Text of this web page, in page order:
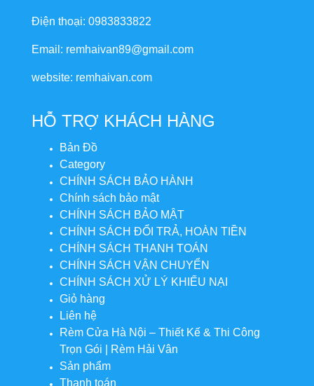
Điện thoại: 0983833822
Email: remhaivan89@gmail.com
website: remhaivan.com
HỖ TRỢ KHÁCH HÀNG
Bản Đồ
Category
CHÍNH SÁCH BẢO HÀNH
Chính sách bảo mật
CHÍNH SÁCH BẢO MẬT
CHÍNH SÁCH ĐỔI TRẢ, HOÀN TIỀN
CHÍNH SÁCH THANH TOÁN
CHÍNH SÁCH VẬN CHUYỂN
CHÍNH SÁCH XỬ LÝ KHIẾU NẠI
Giỏ hàng
Liên hệ
Rèm Cửa Hà Nội – Thiết Kế & Thi Công
Trọn Gói | Rèm Hải Vân
Sản phẩm
Thanh toán